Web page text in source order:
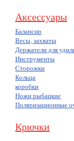
Аксессуары
Балансир
Весы, захваты
Держатели для
Инструменты
Сторожки
Кольца
коробки
Ножи рыбацкие
Поляризационные
Крючки